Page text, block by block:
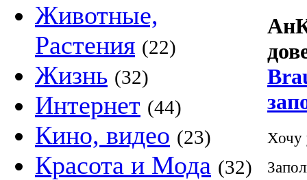
Животные,
Растения (22)
Жизнь (32)
Интернет (44)
Кино, видео (23)
Красота и Мода (32)
Хочу